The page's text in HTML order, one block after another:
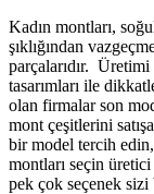
Kadın montları,
şıklığından
parçalarıdır.
tasarımları ile
olan firmalar son
mont çeşitlerini
bir model tercih
montları seçin
pek çok seçenek